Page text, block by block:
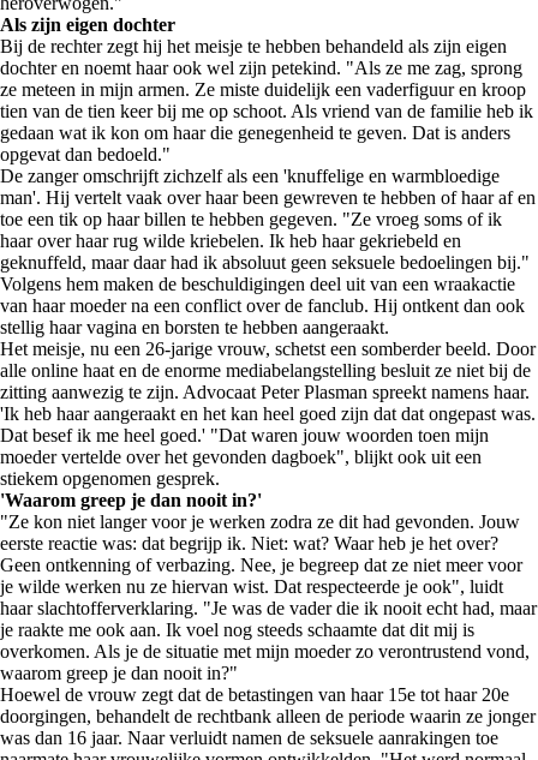
Als zijn eigen dochter
Bij de rechter zegt hij het meisje te hebben behandeld als zijn eigen
dochter en noemt haar ook wel zijn petekind. "Als ze me zag, sprong
ze meteen in mijn armen. Ze miste duidelijk een vaderfiguur en kroop
tien van de tien keer bij me op schoot. Als vriend van de familie heb ik
gedaan wat ik kon om haar die genegenheid te geven. Dat is anders
opgevat dan bedoeld."
De zanger omschrijft zichzelf als een 'knuffelige en warmbloedige
man'. Hij vertelt vaak over haar been gewreven te hebben of haar af en
toe een tik op haar billen te hebben gegeven. "Ze vroeg soms of ik
haar over haar rug wilde kriebelen. Ik heb haar gekriebeld en
geknuffeld, maar daar had ik absoluut geen seksuele bedoelingen bij."
Volgens hem maken de beschuldigingen deel uit van een wraakactie
van haar moeder na een conflict over de fanclub. Hij ontkent dan ook
stellig haar vagina en borsten te hebben aangeraakt.
Het meisje, nu een 26-jarige vrouw, schetst een somberder beeld. Door
alle online haat en de enorme mediabelangstelling besluit ze niet bij de
zitting aanwezig te zijn. Advocaat Peter Plasman spreekt namens haar.
'Ik heb haar aangeraakt en het kan heel goed zijn dat dat ongepast was.
Dat besef ik me heel goed.' "Dat waren jouw woorden toen mijn
moeder vertelde over het gevonden dagboek", blijkt ook uit een
stiekem opgenomen gesprek.
'Waarom greep je dan nooit in?'
"Ze kon niet langer voor je werken zodra ze dit had gevonden. Jouw
eerste reactie was: dat begrijp ik. Niet: wat? Waar heb je het over?
Geen ontkenning of verbazing. Nee, je begreep dat ze niet meer voor
je wilde werken nu ze hiervan wist. Dat respecteerde je ook", luidt
haar slachtofferverklaring. "Je was de vader die ik nooit echt had, maar
je raakte me ook aan. Ik voel nog steeds schaamte dat dit mij is
overkomen. Als je de situatie met mijn moeder zo verontrustend vond,
waarom greep je dan nooit in?"
Hoewel de vrouw zegt dat de betastingen van haar 15e tot haar 20e
doorgingen, behandelt de rechtbank alleen de periode waarin ze jonger
was dan 16 jaar. Naar verluidt namen de seksuele aanrakingen toe